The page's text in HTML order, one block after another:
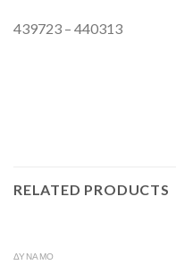
439723 – 440313
RELATED PRODUCTS
ΔΥΝΑΜΟ